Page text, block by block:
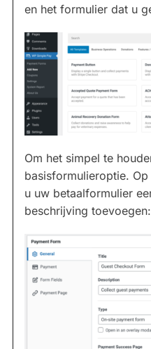
en het formulier dat u
Om het simpel te
basisformulieroptie.
u uw betaalformulier
beschrijving toevoegen: